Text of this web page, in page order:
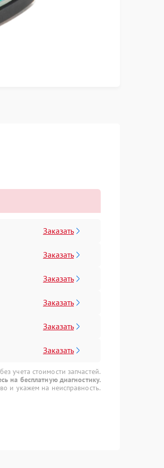
Заказать
Заказать
Заказать
Заказать
Заказать
Заказать
учета стоимости запчастей.
на бесплатную диагностику.
и укажем на неисправность.